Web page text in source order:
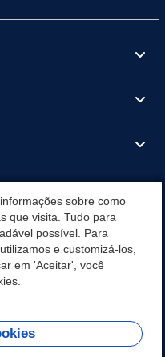
sobre como
que visita. Tudo para
possível. Para
e customizá-los,
em 'Aceitar', você